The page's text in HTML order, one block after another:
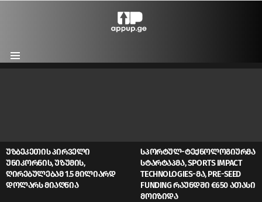
Menu
ᲣᲖᲑᲔᲙᲔᲗᲘᲡ ᲞᲘᲠᲕᲔᲚᲘ
ᲣᲜᲘᲙᲝᲠᲜᲘᲡ, ᲣᲖᲣᲛᲘᲡ,
ᲦᲘᲠᲔᲑᲣᲚᲔᲑᲐᲛ 1.5 ᲛᲘᲚᲘᲐᲠᲓ
ᲓᲝᲚᲐᲠᲡ ᲛᲘᲐᲦᲬᲘᲐ
ᲡᲞᲝᲠᲢᲣᲚ-ᲢᲔᲥᲜᲝᲚᲝᲒᲘᲣᲠᲛᲐ
ᲡᲢᲐᲠᲢᲐᲞᲛᲐ, SPORTS IMPACT
TECHNOLOGIES-ᲛᲐ, PRE-SEED
FUNDING ᲠᲐᲣᲜᲓᲨᲘ €650 ᲐᲗᲐᲡᲘ
ᲛᲝᲘᲖᲘᲓᲐ